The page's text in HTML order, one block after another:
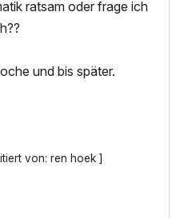
ratsam oder frage ich
und bis später.
von: ren hoek ]